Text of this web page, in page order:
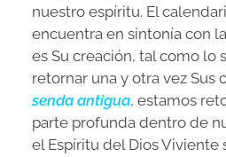
nuestro espíritu. El
encuentra en sintonía con
es Su creación, tal como lo
retornar una y otra vez Sus
senda antigua, estamos
parte profunda dentro de
el Espíritu del Dios Viviente